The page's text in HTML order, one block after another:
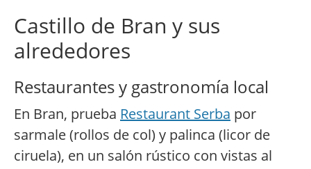
Castillo de Bran y sus
alrededores
Restaurantes y gastronomía local
En Bran, prueba Restaurant Serba por
sarmale (rollos de col) y palinca (licor de
ciruela), en un salón rústico con vistas al